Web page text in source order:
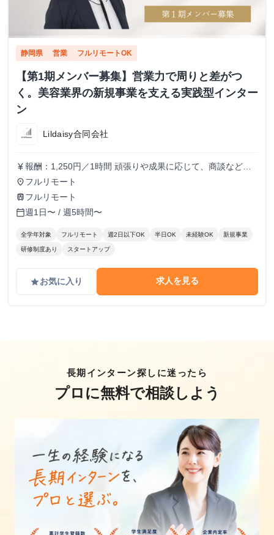
静岡県 営業 フルリモートOK
【第1期メンバー募集】営業力で周りと差がつ
く。美容業界の新規事業を支える実践型インター
ン
Lildaisy合同会社
currency_yen 報酬：1,250円／1時間 頑張りや成果に応じて、商談などよ
り裁量のある業務にもチャレンジできます。 しっかりとし
た評価体制を設け、時給アップも随時検討していきます！
place フルリモート
train フルリモート
calendar_today週1日〜 / 週5時間〜
全学年対象 フルリモート 週2日以下OK 半日OK 未経験OK 新規事業
研修制度あり スタートアップ
gradeお気に入り 求人を見る
長期インターン探しに迷ったら
プロに無料で相談しよう